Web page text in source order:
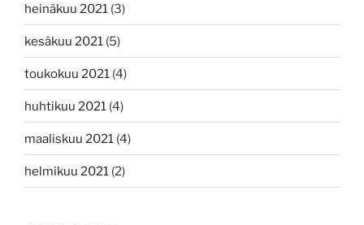
heinäkuu 2021 (3)
kesäkuu 2021 (5)
toukokuu 2021 (4)
huhtikuu 2021 (4)
maaliskuu 2021 (4)
helmikuu 2021 (2)